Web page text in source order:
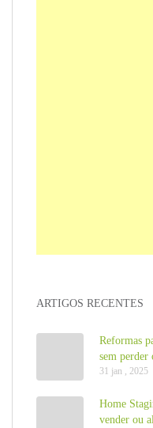
ARTIGOS RECENTES
Reformas
sem perder
31 jan , 2025
Home
vender ou